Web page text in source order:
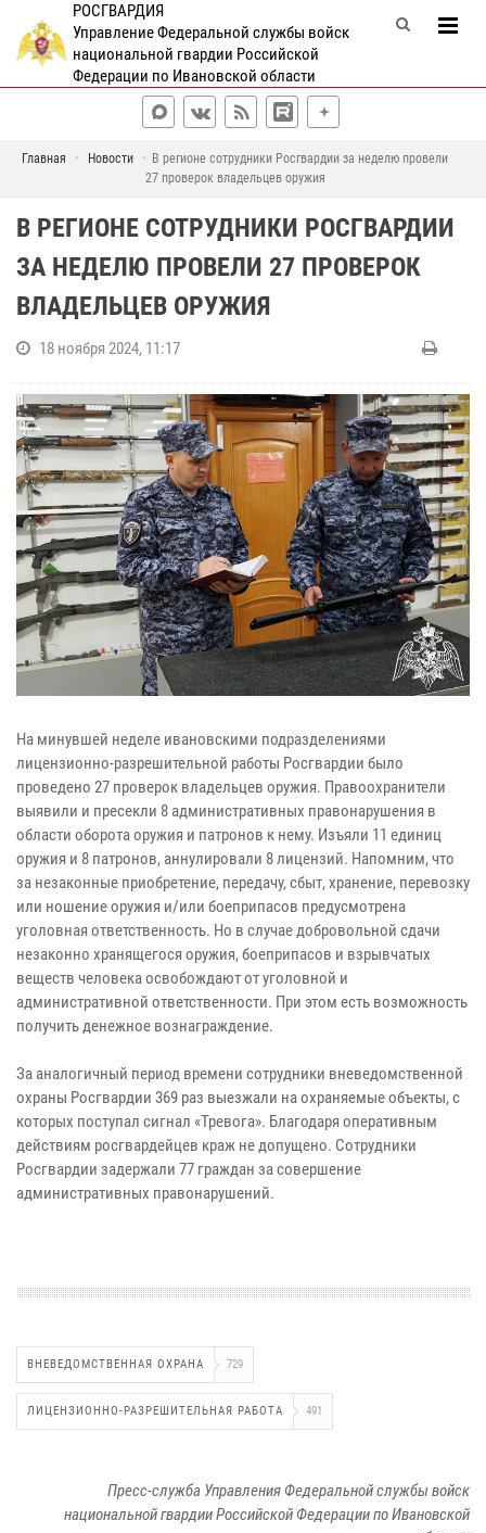
РОСГВАРДИЯ
Управление Федеральной службы войск
национальной гвардии Российской
Федерации по Ивановской области
Главная Новости
В регионе сотрудники Росгвардии за неделю провели
27 проверок владельцев оружия
В РЕГИОНЕ СОТРУДНИКИ РОСГВАРДИИ
ЗА НЕДЕЛЮ ПРОВЕЛИ 27 ПРОВЕРОК
ВЛАДЕЛЬЦЕВ ОРУЖИЯ
18 ноября 2024, 11:17
На минувшей неделе ивановскими подразделениями
лицензионно-разрешительной работы Росгвардии было
проведено 27 проверок владельцев оружия. Правоохранители
выявили и пресекли 8 административных правонарушения в
области оборота оружия и патронов к нему. Изъяли 11 единиц
оружия и 8 патронов, аннулировали 8 лицензий. Напомним, что
за незаконные приобретение, передачу, сбыт, хранение, перевозку
или ношение оружия и/или боеприпасов предусмотрена
уголовная ответственность. Но в случае добровольной сдачи
незаконно хранящегося оружия, боеприпасов и взрывчатых
веществ человека освобождают от уголовной и
административной ответственности. При этом есть возможность
получить денежное вознаграждение.
За аналогичный период времени сотрудники вневедомственной
охраны Росгвардии 369 раз выезжали на охраняемые объекты, с
которых поступал сигнал «Тревога». Благодаря оперативным
действиям росгвардейцев краж не допущено. Сотрудники
Росгвардии задержали 77 граждан за совершение
административных правонарушений.
ВНЕВЕДОМСТВЕННАЯ ОХРАНА 729
ЛИЦЕНЗИОННО-РАЗРЕШИТЕЛЬНАЯ РАБОТА 491
Пресс-служба Управления Федеральной службы войск
национальной гвардии Российской Федерации по Ивановской